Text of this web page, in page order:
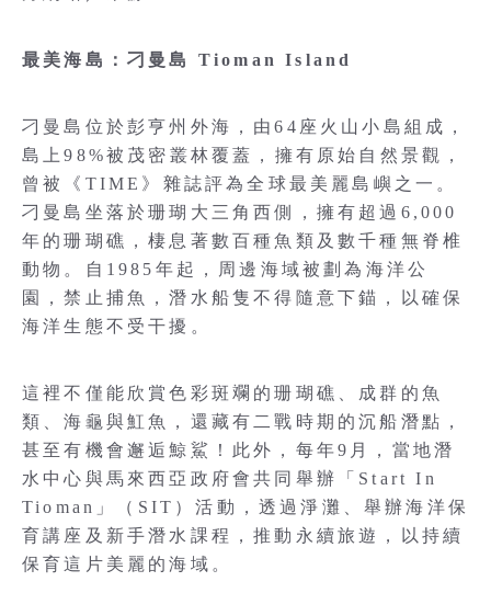
最美海島：刁曼島 Tioman Island
刁曼島位於彭亨州外海，由64座火山小島組成，
島上98%被茂密叢林覆蓋，擁有原始自然景觀，
曾被《TIME》雜誌評為全球最美麗島嶼之一。
刁曼島坐落於珊瑚大三角西側，擁有超過6,000
年的珊瑚礁，棲息著數百種魚類及數千種無脊椎
動物。自1985年起，周邊海域被劃為海洋公
園，禁止捕魚，潛水船隻不得隨意下錨，以確保
海洋生態不受干擾。
這裡不僅能欣賞色彩斑斕的珊瑚礁、成群的魚
類、海龜與魟魚，還藏有二戰時期的沉船潛點，
甚至有機會邂逅鯨鯊！此外，每年9月，當地潛
水中心與馬來西亞政府會共同舉辦「Start In
Tioman」（SIT）活動，透過淨灘、舉辦海洋保
育講座及新手潛水課程，推動永續旅遊，以持續
保育這片美麗的海域。